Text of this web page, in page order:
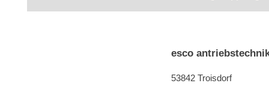
esco
53842 Troisdorf